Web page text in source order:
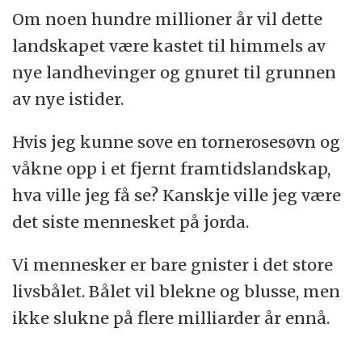
Om noen hundre millioner år vil dette
landskapet være kastet til himmels av
nye landhevinger og gnuret til grunnen
av nye istider.
Hvis jeg kunne sove en tornerosesøvn og
våkne opp i et fjernt framtidslandskap,
hva ville jeg få se? Kanskje ville jeg være
det siste mennesket på jorda.
Vi mennesker er bare gnister i det store
livsbålet. Bålet vil blekne og blusse, men
ikke slukne på flere milliarder år ennå.